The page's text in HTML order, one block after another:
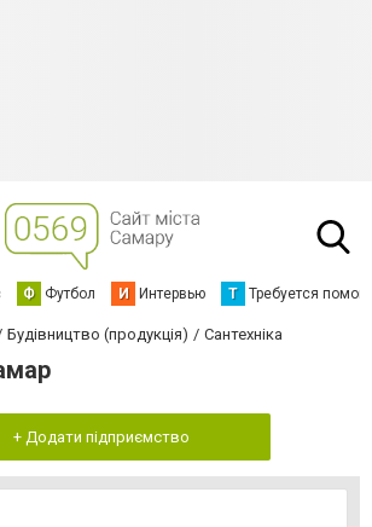
Ф Футбол И Интервью Т Требуется
Будівництво (продукція) Сантехніка
+ Додати підприємство